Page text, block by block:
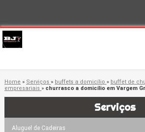
Home » Serviços » buffets a domicílio » buffet de
empresariais » churrasco a domicílio em Vargem
Serviços
Aluguel de Cadeiras